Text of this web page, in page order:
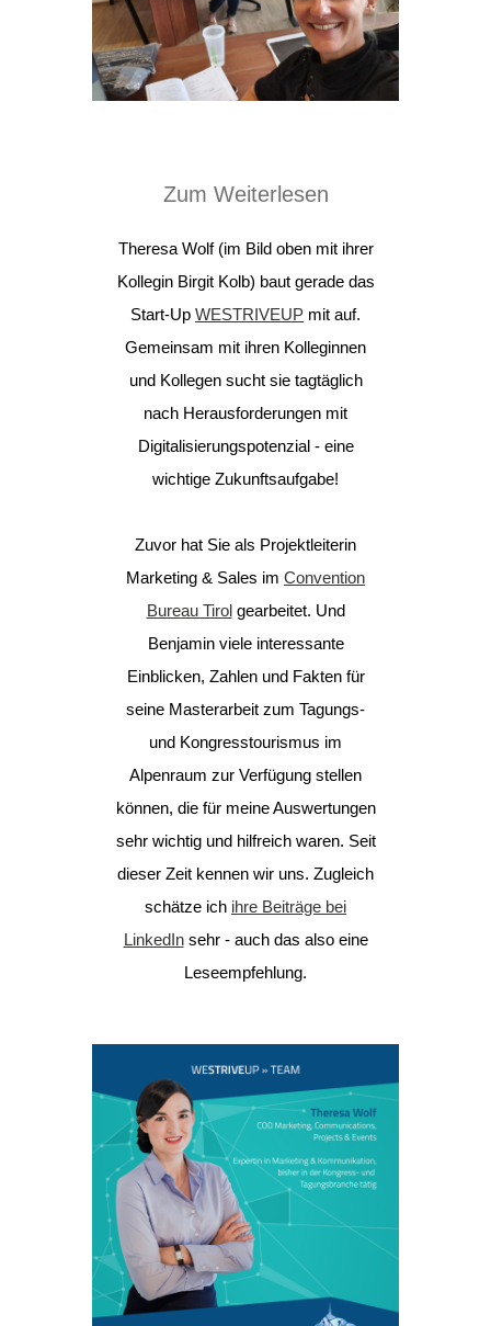
Zum Weiterlesen
Theresa Wolf (im Bild oben mit ihrer
Kollegin Birgit Kolb) baut gerade das
Start-Up WESTRIVEUP mit auf.
Gemeinsam mit ihren Kolleginnen
und Kollegen sucht sie tagtäglich
nach Herausforderungen mit
Digitalisierungspotenzial - eine
wichtige Zukunftsaufgabe!
Zuvor hat Sie als Projektleiterin
Marketing & Sales im Convention
Bureau Tirolgearbeitet. Und
Benjamin viele interessante
Einblicken, Zahlen und Fakten für
seine Masterarbeit zum Tagungs-
und Kongresstourismus im
Alpenraum zur Verfügung stellen
können, die für meine Auswertungen
sehr wichtig und hilfreich waren. Seit
dieser Zeit kennen wir uns. Zugleich
schätze ich ihre Beiträge bei
LinkedInsehr - auch das also eine
Leseempfehlung.